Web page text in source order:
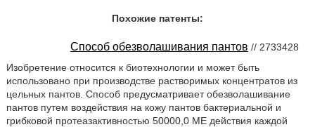
Похожие патенты:
Способ обезволашивания пантов // 2733428
Изобретение относится к биотехнологии и может быть
использовано при производстве растворимых концентратов из
цельных пантов. Способ предусматривает обезволашивание
пантов путем воздействия на кожу пантов бактериальной и
грибковой протеазактивностью 50000,0 ME действия каждой